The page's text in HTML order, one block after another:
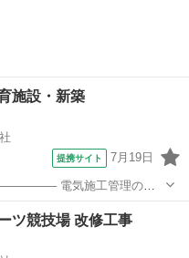
施設・新築
提携サイト 7月19日
関わる電気施工の現場管理
ツ競技場 改修工事